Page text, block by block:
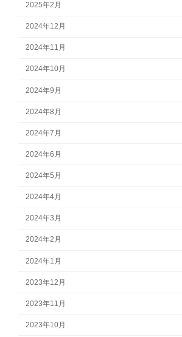
2025年2月
2024年12月
2024年11月
2024年10月
2024年9月
2024年8月
2024年7月
2024年6月
2024年5月
2024年4月
2024年3月
2024年2月
2024年1月
2023年12月
2023年11月
2023年10月